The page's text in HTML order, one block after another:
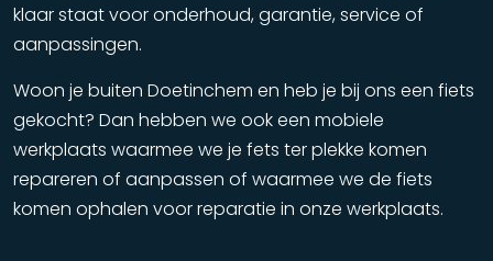
klaar staat voor onderhoud, garantie, service of
aanpassingen.
Woon je buiten Doetinchem en heb je bij ons een fiets
gekocht? Dan hebben we ook een mobiele
werkplaats waarmee we je fets ter plekke komen
repareren of aanpassen of waarmee we de fiets
komen ophalen voor reparatie in onze werkplaats.